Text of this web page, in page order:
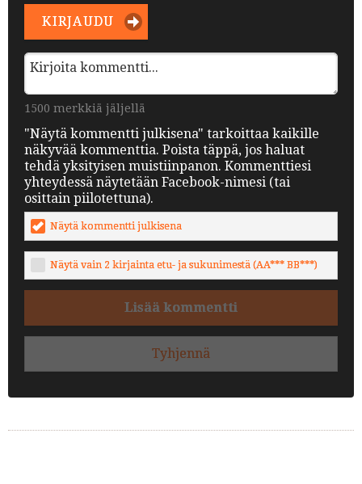
KIRJAUDU
1500 merkkiä jäljellä
"Näytä kommentti julkisena" tarkoittaa kaikille
näkyvää kommenttia. Poista täppä, jos haluat
tehdä yksityisen muistiinpanon. Kommenttiesi
yhteydessä näytetään Facebook-nimesi (tai
osittain piilotettuna).
Näytä kommentti julkisena
Näytä vain 2 kirjainta etu- ja sukunimestä (AA*** BB***)
Lisää kommentti
Tyhjennä